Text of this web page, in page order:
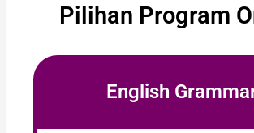
Pilihan Program
English